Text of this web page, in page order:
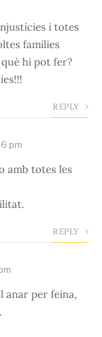
i totes
famílies
hi pot fer?
REPLY
pm
amb totes les
REPLY
anar per feina,